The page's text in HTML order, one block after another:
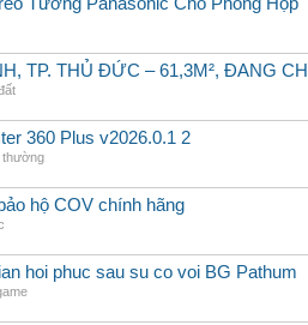
TP. THỦ ĐỨC – 61,3M², ĐANG
360 Plus v2026.0.1 2
thường
hộ COV chính hãng
hoi phuc sau su co voi BG Pathum